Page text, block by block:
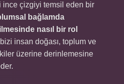
ince çizgiyi temsil eden bir
bağlamda
nasıl bir rol
insan doğası, toplum ve
üzerine derinlemesine